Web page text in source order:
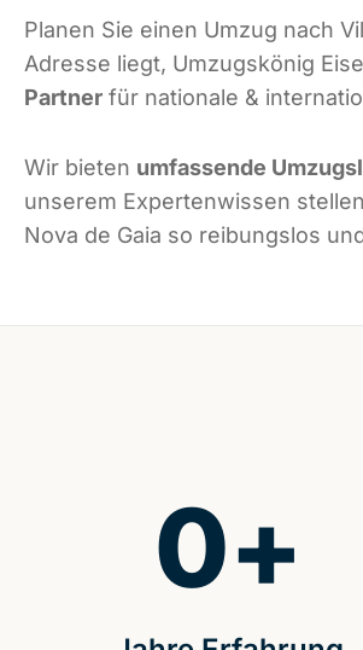
Planen Sie einen Umzug nach
Adresse liegt, Umzugskönig
Partner für nationale &
Wir bieten umfassende
unserem Expertenwissen
Nova de Gaia so reibungslos
0+